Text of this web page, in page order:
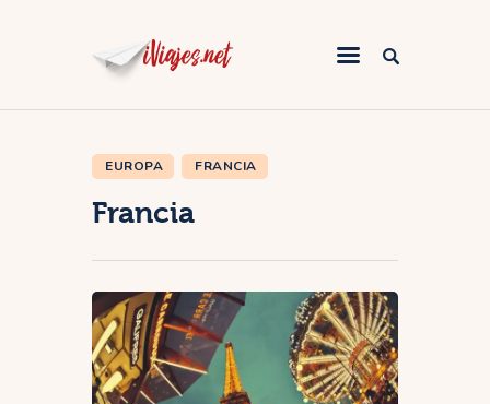
África
Europa
Oceanía
EUROPA FRANCIA
Francia